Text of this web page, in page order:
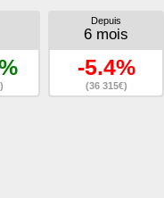
Depuis
6 mois
-5.4%
(36 315€)